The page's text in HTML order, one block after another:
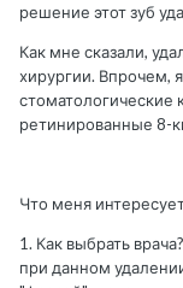
решение этот зуб
Как мне сказали,
хирургии. Впрочем,
стоматологические
ретинированные 8-
Что меня
1. Как выбрать
при данном